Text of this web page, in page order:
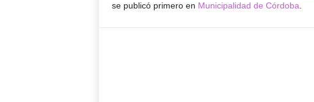
se publicó primero en Municipalidad de Córdoba